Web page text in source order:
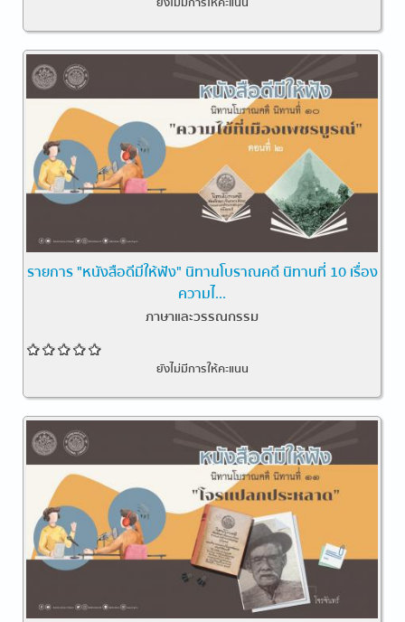
รายการ "หนังสือดีมีให้ฟัง" นิทานโบราณคดี นิทานที่ 10 เรื่อง
ความไ...
ภาษาและวรรณกรรม
ยังไม่มีการให้คะแนน